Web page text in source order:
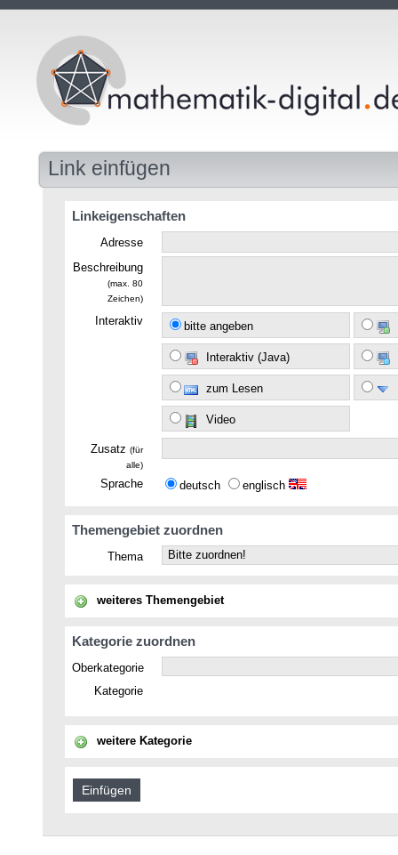
Link einfügen
Linkeigenschaften
Adresse
Beschreibung
(max. 80
Zeichen)
Interaktiv bitte angeben
Interaktiv (Java)
zum Lesen
Video
Zusatz (für
alle)
Sprache deutsch englisch
Themengebiet zuordnen
Thema
weiteres Themengebiet
Kategorie zuordnen
Oberkategorie
Kategorie
weitere Kategorie